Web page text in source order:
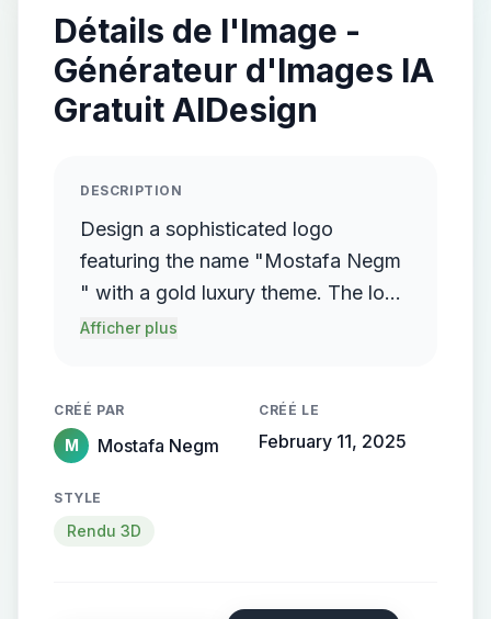
Détails de l'Image -
Générateur d'Images IA
Gratuit AIDesign
DESCRIPTION
Design a sophisticated logo
featuring the name "Mostafa Negm
" with a gold luxury theme. The logo
should incorporate a flowing,
the background, creating a sense of
motion and high-end elegance.
Afficher plus
CRÉÉ PAR
M Mostafa Negm
CRÉÉ LE
February 11, 2025
STYLE
Rendu 3D